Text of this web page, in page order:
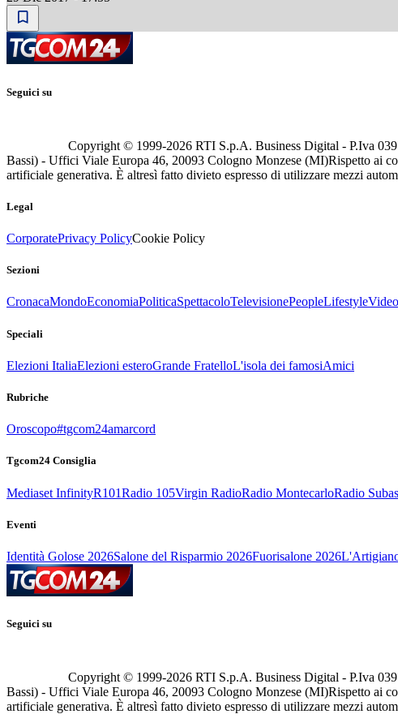
Seguici su
Copyright © 1999-2026 RTI S.p.A. Business Digital - P.Iva
Bassi) - Uffici Viale Europa 46, 20093 Cologno Monzese (MI)Rispetto ai
artificiale generativa. È altresì fatto divieto espresso di utilizzare mezzi
Legal
CorporatePrivacy PolicyCookie Policy
Sezioni
CronacaMondoEconomiaPoliticaSpettacoloTelevisionePeopleLifestyle
Speciali
Elezioni ItaliaElezioni esteroGrande FratelloL'isola dei famosiAmici
Rubriche
Oroscopo#tgcom24amarcord
Tgcom24 Consiglia
Mediaset InfinityR101Radio 105Virgin RadioRadio MontecarloRadio
Eventi
Identità Golose 2026Salone del Risparmio 2026Fuorisalone 2026
Seguici su
Copyright © 1999-2026 RTI S.p.A. Business Digital - P.Iva
Bassi) - Uffici Viale Europa 46, 20093 Cologno Monzese (MI)Rispetto ai
artificiale generativa. È altresì fatto divieto espresso di utilizzare mezzi